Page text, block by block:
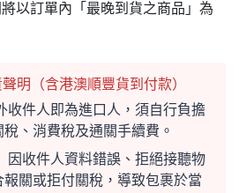
以訂單內「最晚到貨之商品」為
明（含港澳順豐貨到付款）
收件人即為進口人，須自行負擔
、消費稅及通關手續費。
因收件人資料錯誤、拒絕接聽物
關或拒付關稅，導致包裹於當